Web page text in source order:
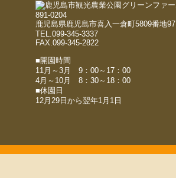
891-0204
鹿児島県鹿児島市喜入一倉町5809番地97
TEL.099-345-3337
FAX.099-345-2822
■開園時間
11月～3月 9：00～17：00
4月～10月 8：30～18：00
■休園日
12月29日から翌年1月1日